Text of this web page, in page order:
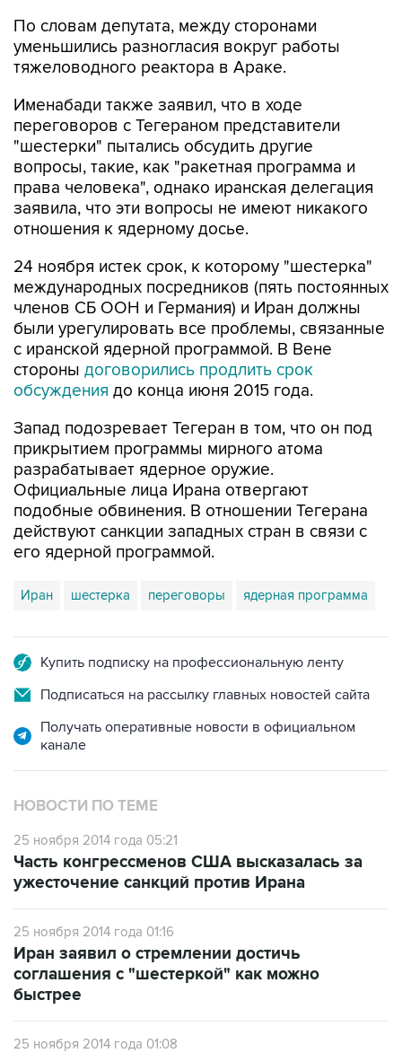
По словам депутата, между сторонами
уменьшились разногласия вокруг работы
тяжеловодного реактора в Араке.
Именабади также заявил, что в ходе
переговоров с Тегераном представители
"шестерки" пытались обсудить другие
вопросы, такие, как "ракетная программа и
права человека", однако иранская делегация
заявила, что эти вопросы не имеют никакого
отношения к ядерному досье.
24 ноября истек срок, к которому "шестерка"
международных посредников (пять постоянных
членов СБ ООН и Германия) и Иран должны
были урегулировать все проблемы, связанные
с иранской ядерной программой. В Вене
стороны договорились продлить срок
обсуждения до конца июня 2015 года.
Запад подозревает Тегеран в том, что он под
прикрытием программы мирного атома
разрабатывает ядерное оружие.
Официальные лица Ирана отвергают
подобные обвинения. В отношении Тегерана
действуют санкции западных стран в связи с
его ядерной программой.
Иран шестерка переговоры ядерная программа
Купить подписку на профессиональную ленту
Подписаться на рассылку главных новостей сайта
Получать оперативные новости в официальном
канале
НОВОСТИ ПО ТЕМЕ
25 ноября 2014 года 05:21
Часть конгрессменов США высказалась за
ужесточение санкций против Ирана
25 ноября 2014 года 01:16
Иран заявил о стремлении достичь
соглашения с "шестеркой" как можно
быстрее
25 ноября 2014 года 01:08